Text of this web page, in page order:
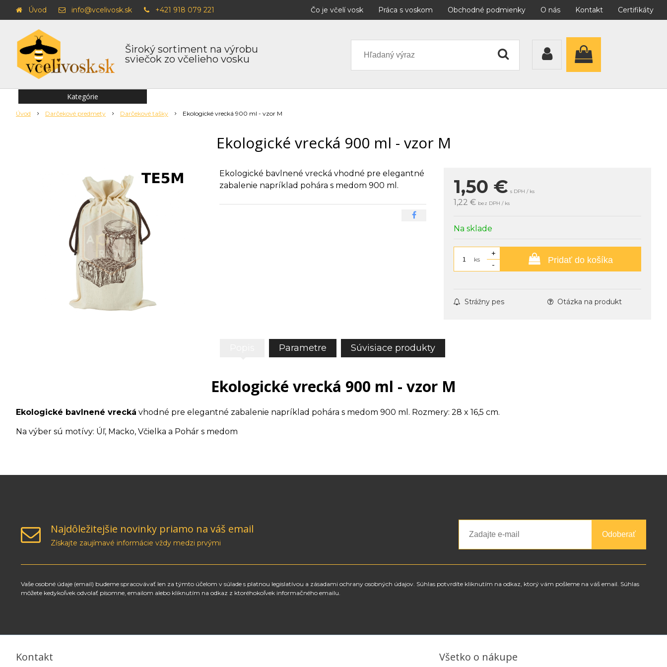
Široký sortiment na výrobu
sviečok zo včelieho vosku
Úvod info@vcelivosk.sk +421 918 079 221 Čo je včelí vosk Práca s voskom Obchodné podmienky O nás Kontakt Certifikáty
Úvod Darčekové predmety Darčekové tašky Ekologické vrecká 900 ml - vzor M
Ekologické vrecká 900 ml - vzor M
1,50 € s DPH / ks
1,22 € bez DPH / ks
Na sklade
ks
+
-
Pridať do košíka
Strážny pes Otázka na produkt
Ekologické bavlnené vrecká vhodné pre elegantné
zabalenie napríklad pohára s medom 900 ml.
Parametre Súvisiace produkty
Ekologické vrecká 900 ml - vzor M
Ekologické bavlnené vrecká vhodné pre elegantné zabalenie napríklad pohára s medom 900 ml. Rozmery: 28 x 16,5 cm.
Na výber sú motívy: Úľ, Macko, Včielka a Pohár s medom
Kategórie
Najdôležitejšie novinky priamo na váš email
Získajte zaujímavé informácie vždy medzi prvými
Odoberať
Vaše osobné údaje (email) budeme spracovávať len za týmto účelom v súlade s platnou legislatívou a zásadami ochrany osobných údajov. Súhlas potvrdíte kliknutím na odkaz, ktorý vám pošleme na váš email. Súhlas
môžete kedykoľvek odvolať písomne, emailom alebo kliknutím na odkaz z ktoréhokoľvek informačného emailu.
Kontakt Všetko o nákupe